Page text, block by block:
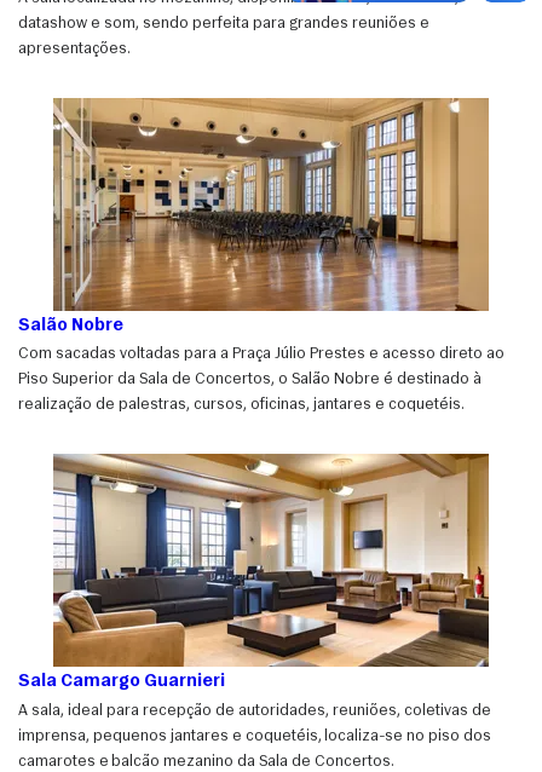
datashow e som, sendo perfeita para grandes reuniões e
apresentações.
Salão Nobre
Com sacadas voltadas para a Praça Júlio Prestes e acesso direto ao
Piso Superior da Sala de Concertos, o Salão Nobre é destinado à
realização de palestras, cursos, oficinas, jantares e coquetéis.
Sala Camargo Guarnieri
A sala, ideal para recepção de autoridades, reuniões, coletivas de
imprensa, pequenos jantares e coquetéis, localiza-se no piso dos
camarotes e balcão mezanino da Sala de Concertos.